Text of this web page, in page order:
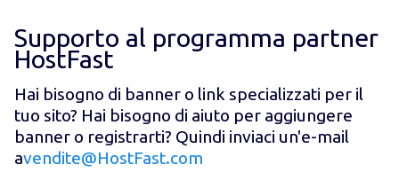
Supporto al programma partner
HostFast
Hai bisogno di banner o link specializzati per il
tuo sito? Hai bisogno di aiuto per aggiungere
banner o registrarti? Quindi inviaci un'e-mail
avendite@HostFast.com